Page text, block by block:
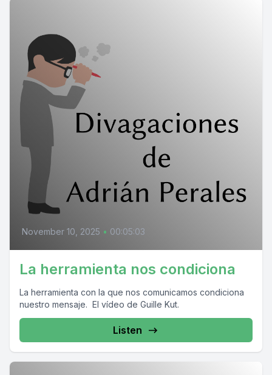
November 10, 2025 • 00:05:03
La herramienta nos condiciona
La herramienta con la que nos comunicamos condiciona
nuestro mensaje. El vídeo de Guille Kut.
Listen